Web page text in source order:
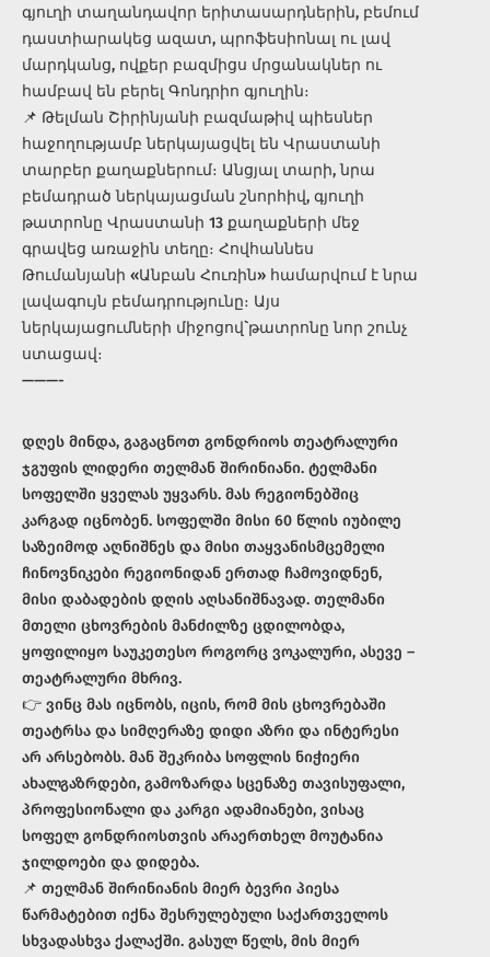
գյուղի տաղանդավոր երիտասարդներին, բեմում
դաստիարակեց ազատ, պրոֆեսիոնալ ու լավ
մարդկանց, ովքեր բազմիցս մրցանակներ ու
համբավ են բերել Գոնդրիո գյուղին։
📌 Թելման Շիրինյանի բազմաթիվ պիեսներ
հաջողությամբ ներկայացվել են Վրաստանի
տարբեր քաղաքներում։ Անցյալ տարի, նրա
բեմադրած ներկայացման շնորհիվ, գյուղի
թատրոնը Վրաստանի 13 քաղաքների մեջ
գրավեց առաջին տեղը։ Հովհաննես
Թումանյանի «Անբան Հուռին» համարվում է նրա
լավագույն բեմադրությունը։ Այս
ներկայացումների միջոցով` թատրոնը նոր շունչ
ստացավ։
———-
დღეს მინდა, გაგაცნოთ გონდრიოს თეატრალური
ჯგუფის ლიდერი თელმან შირინიანი. ტელმანი
სოფელში ყველას უყვარს. მას რეგიონებშიც
კარგად იცნობენ. სოფელში მისი 60 წლის იუბილე
საზეიმოდ აღნიშნეს და მისი თაყვანისმცემელი
ჩინოვნიკები რეგიონიდან ერთად ჩამოვიდნენ,
მისი დაბადების დღის აღსანიშნავად. თელმანი
მთელი ცხოვრების მანძილზე ცდილობდა,
ყოფილიყო საუკეთესო როგორც ვოკალური, ასევე –
თეატრალური მხრივ.
👉 ვინც მას იცნობს, იცის, რომ მის ცხოვრებაში
თეატრსა და სიმღერაზე დიდი აზრი და ინტერესი
არ არსებობს. მან შეკრიბა სოფლის ნიჭიერი
ახალგაზრდები, გამოზარდა სცენაზე თავისუფალი,
პროფესიონალი და კარგი ადამიანები, ვისაც
სოფელ გონდრიოსთვის არაერთხელ მოუტანია
ჯილდოები და დიდება.
📌 თელმან შირინიანის მიერ ბევრი პიესა
წარმატებით იქნა შესრულებული საქართველოს
სხვადასხვა ქალაქში. გასულ წელს, მის მიერ